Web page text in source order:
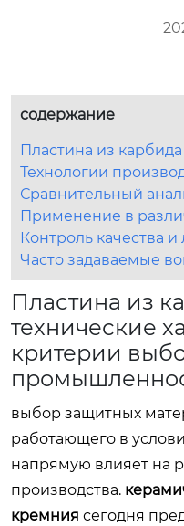
содержание
Пластина из
Технологии
Сравнительный
Применение в
Контроль качества и
Часто задаваемые
Пластина из
технические
критерии
выбор защитных
работающего в
напрямую влияет на
производства.
кремния сегодня